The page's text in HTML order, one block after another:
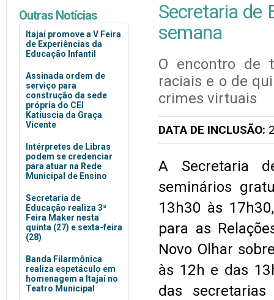
Outras Notícias
Itajaí promove a V Feira
de Experiências da
Educação Infantil
Assinada ordem de
serviço para
construção da sede
própria do CEI
Katiuscia da Graça
Vicente
Intérpretes de Libras
podem se credenciar
para atuar na Rede
Municipal de Ensino
Secretaria de
Educação realiza 3ª
Feira Maker nesta
quinta (27) e sexta-feira
(28)
Banda Filarmônica
realiza espetáculo em
homenagem a Itajaí no
Teatro Municipal
Secretaria de
semana
O encontro de
raciais e o de
crimes virtuais
DATA DE INCLUSÃO:
A Secretaria
seminários
13h30 às
para as
Novo Olhar
às 12h e das
das